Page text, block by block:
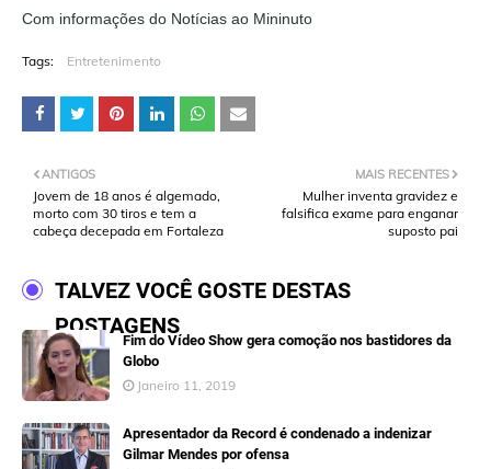
Com informações do Notícias ao Mininuto
Tags: Entretenimento
MAIS RECENTES
Mulher inventa gravidez e
falsifica exame para enganar
suposto pai
ANTIGOS
Jovem de 18 anos é algemado,
morto com 30 tiros e tem a
cabeça decepada em Fortaleza
TALVEZ VOCÊ GOSTE DESTAS
POSTAGENS
Fim do Vídeo Show gera comoção nos bastidores da
Globo
Janeiro 11, 2019
Apresentador da Record é condenado a indenizar
Gilmar Mendes por ofensa